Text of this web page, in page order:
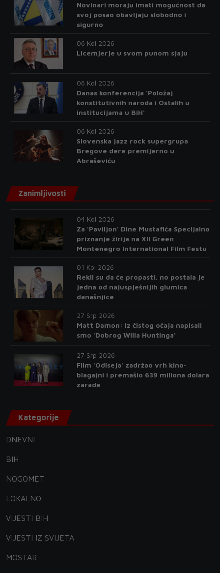
Novinari moraju imati mogućnost da
svoj posao obavljaju slobodno i
sigurno
06 Kol 2026
Licemjerje u svom punom sjaju
06 Kol 2026
Danas konferencija 'Položaj
konstitutivnih naroda i Ostalih u
institucijama u BiH'
06 Kol 2026
Slovenska jazz rock supergrupa
Bregove dere premijerno u
Abraševiću
Zanimljivosti
04 Kol 2026
Za 'Paviljon' Dine Mustafića Specijalno
priznanje žirija na XII Green
Montenegro International Film Festu
01 Kol 2026
Rekli su da će propasti, no postala je
jedna od najuspješnijih glumica
današnjice
27 Srp 2026
Matt Damon: Iz čistog očaja napisali
smo 'Dobrog Willa Huntinga'
27 Srp 2026
Film 'Odiseja' zadržao vrh kino-
blagajni i premašio 639 miliona dolara
zarade
Kategorije
DNEVNI
BIH
NOGOMET
LOKALNO
VIJESTI BIH
VIJESTI IZ SVIJETA
MOSTAR